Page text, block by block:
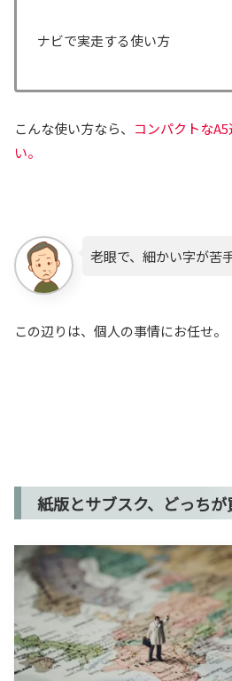
ナビで実走する使い方
こんな使い方なら、 コンパクトな
い。
老眼で、細かい字が苦
この辺りは、個人の事情にお任せ。
紙版とサブスク、どっちが